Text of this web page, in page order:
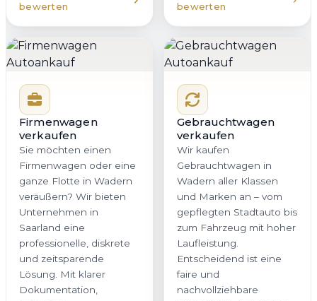
bewerten
bewerten
Firmenwagen
verkaufen
Sie möchten einen
Firmenwagen oder eine
ganze Flotte in Wadern
veräußern? Wir bieten
Unternehmen in
Saarland eine
professionelle, diskrete
und zeitsparende
Lösung. Mit klarer
Dokumentation,
Gebrauchtwagen
verkaufen
Wir kaufen
Gebrauchtwagen in
Wadern aller Klassen
und Marken an – vom
gepflegten Stadtauto bis
zum Fahrzeug mit hoher
Laufleistung.
Entscheidend ist eine
faire und
nachvollziehbare